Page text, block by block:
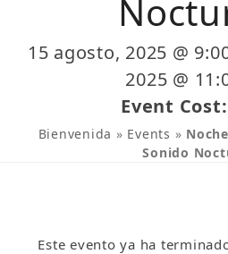
15 agosto, 2025 @
2025 @
Event Cost:
Bienvenida » Events »
Sonido
Este evento ya ha